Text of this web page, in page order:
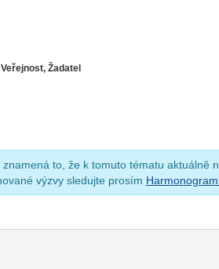
Veřejnost, Žadatel
to, že k tomuto tématu aktuálně
výzvy sledujte prosím